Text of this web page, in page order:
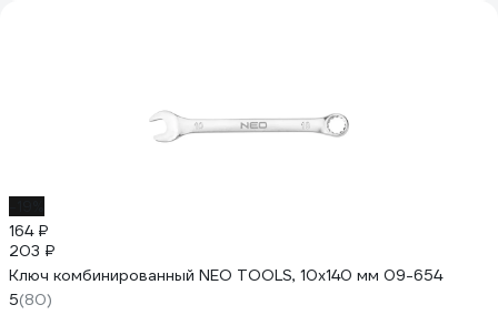
164 ₽
203 ₽
Ключ комбинированный NEO TOOLS, 10x140 мм 09-654
5(80)